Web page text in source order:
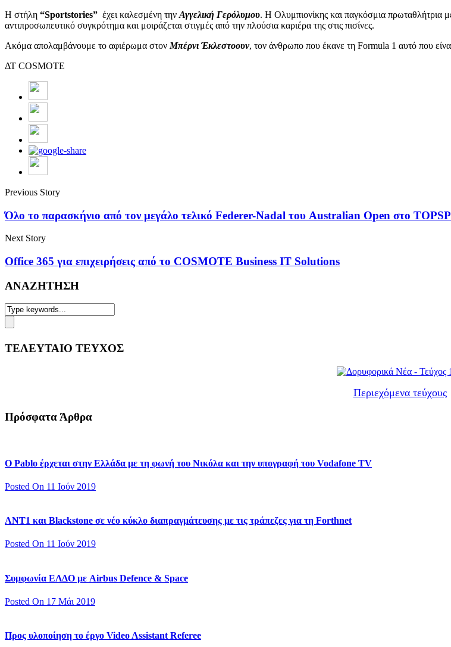
Η στήλη “Sportstories” έχει καλεσμένη την Αγγελική Γερόλυμου. Η Ολυμπιονίκης και παγκόσμια πρωταθλήτρια
αντιπροσωπευτικό συγκρότημα και μοιράζεται στιγμές από την πλούσια καριέρα της στις πισίνες.
Ακόμα απολαμβάνουμε το αφιέρωμα στον Μπέρνι Έκλεστοουν, τον άνθρωπο που έκανε τη Formula 1 αυτό που
ΔΤ COSMOTE
Previous Story
Όλο το παρασκήνιο από τον μεγάλο τελικό Federer-Nadal του Australian Open στο
Next Story
Office 365 για επιχειρήσεις από το COSMOTE Business IT Solutions
ΑΝΑΖΗΤΗΣΗ
ΤΕΛΕΥΤΑΙΟ ΤΕΥΧΟΣ
Περιεχόμενα τεύχους
Πρόσφατα Άρθρα
Ο Pablo έρχεται στην Ελλάδα με τη φωνή του Νικόλα και την υπογραφή του Vodafone TV
Posted On 11 Ιούν 2019
ΑΝΤ1 και Blackstone σε νέο κύκλο διαπραγμάτευσης με τις τράπεζες για τη Forthnet
Posted On 11 Ιούν 2019
Συμφωνία ΕΛΔΟ με Airbus Defence & Space
Posted On 17 Μάι 2019
Προς υλοποίηση το έργο Video Assistant Referee